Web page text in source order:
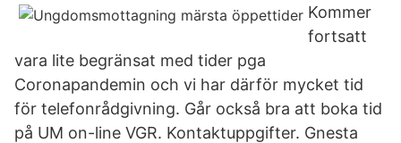
Kommer
fortsatt
vara lite begränsat med tider pga
Coronapandemin och vi har därför mycket tid
för telefonrådgivning. Går också bra att boka tid
på UM on-line VGR. Kontaktuppgifter. Gnesta